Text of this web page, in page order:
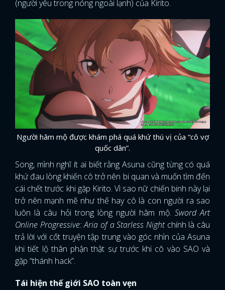
(người yêu trong nóng ngoài lạnh) của Kirito.
Người hâm mộ được khám phá quá khứ thú vị của “cô vợ
quốc dân”.
Song, mình nghĩ ít ai biết rằng Asuna cũng từng có quá
khứ đau lòng khiến cô trở nên bi quan và muốn tìm đến
cái chết trước khi gặp Kirito. Vì sao nữ chiến binh này lại
trở nên mạnh mẽ như thế hay cô là con người ra sao
luôn là câu hỏi trong lòng người hâm mộ. Sword Art
Online Progressive: Aria of a Starless Nightchính là câu
trả lời với cốt truyện tập trung vào góc nhìn của Asuna
khi tiết lộ thân phận thật sự trước khi cô vào SAO và
gặp “thánh hack”.
Tái hiện thế giới SAO toàn vẹn